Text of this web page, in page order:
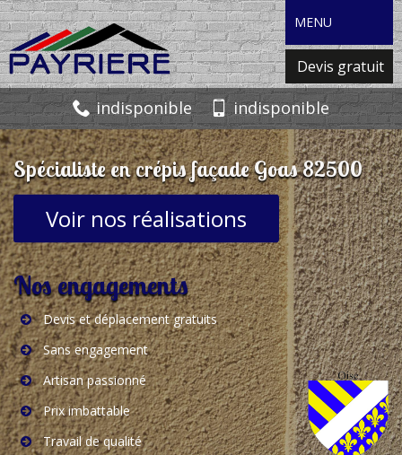
MENU
Devis gratuit
indisponible indisponible
Spécialiste en crépis façade Goas 82500
Voir nos réalisations
Nos engagements
Devis et déplacement gratuits
Sans engagement
Artisan passionné
Prix imbattable
Travail de qualité